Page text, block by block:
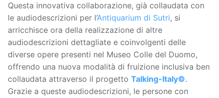
Questa innovativa collaborazione, già collaudata con
le audiodescrizioni per l’Antiquarium di Sutri, si
arricchisce ora della realizzazione di altre
audiodescrizioni dettagliate e coinvolgenti delle
diverse opere presenti nel Museo Colle del Duomo,
offrendo una nuova modalità di fruizione inclusiva ben
collaudata attraverso il progetto Talking-Italy©.
Grazie a queste audiodescrizioni, le persone con